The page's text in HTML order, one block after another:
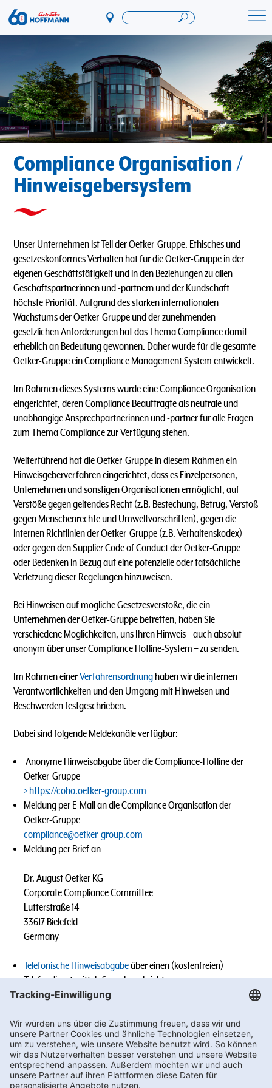
Direkt
zum
Inhalt
Startseite Getränke Hoffmann
Compliance Organisation /
Hinweisgebersystem
Unser Unternehmen ist Teil der Oetker-Gruppe. Ethisches und
gesetzeskonformes Verhalten hat für die Oetker-Gruppe in der
eigenen Geschäftstätigkeit und in den Beziehungen zu allen
Geschäftspartnerinnen und -partnern und der Kundschaft
höchste Priorität. Aufgrund des starken internationalen
Wachstums der Oetker-Gruppe und der zunehmenden
gesetzlichen Anforderungen hat das Thema Compliance damit
erheblich an Bedeutung gewonnen. Daher wurde für die gesamte
Oetker-Gruppe ein Compliance Management System entwickelt.
Im Rahmen dieses Systems wurde eine Compliance Organisation
eingerichtet, deren Compliance Beauftragte als neutrale und
unabhängige Ansprechpartnerinnen und -partner für alle Fragen
zum Thema Compliance zur Verfügung stehen.
Weiterführend hat die Oetker-Gruppe in diesem Rahmen ein
Hinweisgeberverfahren eingerichtet, dass es Einzelpersonen,
Unternehmen und sonstigen Organisationen ermöglicht, auf
Verstöße gegen geltendes Recht (z.B. Bestechung, Betrug, Verstoß
gegen Menschenrechte und Umweltvorschriften), gegen die
internen Richtlinien der Oetker-Gruppe (z.B. Verhaltenskodex)
oder gegen den Supplier Code of Conduct der Oetker-Gruppe
oder Bedenken in Bezug auf eine potenzielle oder tatsächliche
Verletzung dieser Regelungen hinzuweisen.
Bei Hinweisen auf mögliche Gesetzesverstöße, die ein
Unternehmen der Oetker-Gruppe betreffen, haben Sie
verschiedene Möglichkeiten, uns Ihren Hinweis – auch absolut
anonym über unser Compliance Hotline-System – zu senden.
Im Rahmen einerVerfahrensordnung haben wir die internen
Verantwortlichkeiten und den Umgang mit Hinweisen und
Beschwerden festgeschrieben.
Dabei sind folgende Meldekanäle verfügbar:
Anonyme Hinweisabgabe über die Compliance-Hotline der
Oetker-Gruppe
https://coho.oetker-group.com
Meldung per E-Mail an die Compliance Organisation der
Oetker-Gruppe
compliance@oetker-group.com
Meldung per Brief an
Dr. August Oetker KG
Corporate Compliance Committee
Lutterstraße 14
33617 Bielefeld
Germany
Telefonische Hinweisabgabe über einen (kostenfreien)
Telefondienst mittels Sprachnachricht
Meldungen von Mitarbeitenden der Oetker-Gruppe an die
Compliance Officer oder sonst benannten Ansprechpersonen
des jeweiligen Tochterunternehmens (z.B. im Rahmen eines
persönlichen Gesprächs).